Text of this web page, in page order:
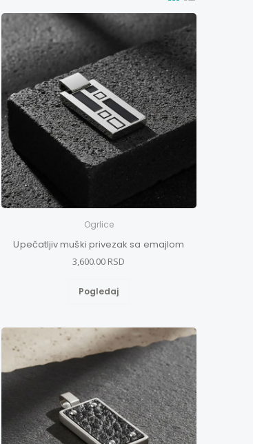
Ogrlice
Upečatljiv muški privezak sa emajlom
3,600.00 RSD
Pogledaj